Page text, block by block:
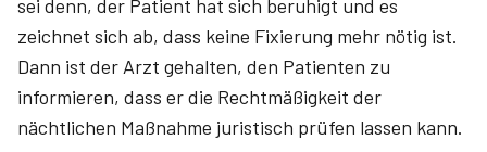
sei denn, der Patient hat sich beruhigt und es
zeichnet sich ab, dass keine Fixierung mehr nötig ist.
Dann ist der Arzt gehalten, den Patienten zu
informieren, dass er die Rechtmäßigkeit der
nächtlichen Maßnahme juristisch prüfen lassen kann.